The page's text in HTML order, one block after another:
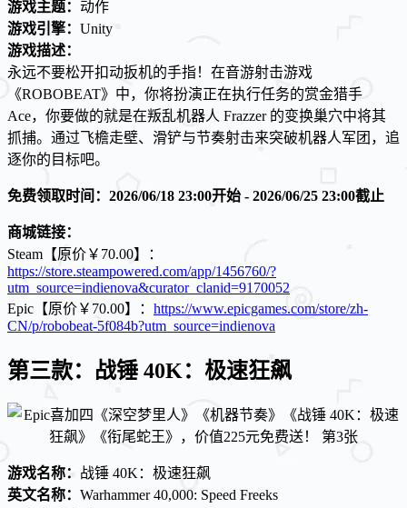
游戏主题： 动作
游戏引擎： Unity
游戏描述：
永远不要松开扣动扳机的手指！在音游射击游戏
《ROBOBEAT》中，你将扮演正在执行任务的赏金猎手
Ace，你要做的就是在叛乱机器人 Frazzer 的变换巢穴中将其
抓捕。通过飞檐走壁、滑铲与节奏射击来突破机器人军团，追
逐你的目标吧。
免费领取时间：2026/06/18 23:00开始 - 2026/06/25 23:00截止
商城链接：
Steam【原价￥70.00】：
https://store.steampowered.com/app/1456760/?
utm_source=indienova&curator_clanid=9170052
Epic【原价￥70.00】： https://www.epicgames.com/store/zh-
CN/p/robobeat-5f084b?utm_source=indienova
第三款：战锤 40K：极速狂飙
游戏名称： 战锤 40K：极速狂飙
英文名称： Warhammer 40,000: Speed Freeks